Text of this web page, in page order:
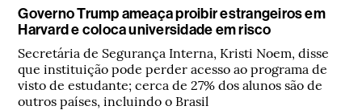
Governo Trump ameaça proibir estrangeiros em
Harvard e coloca universidade em risco
Secretária de Segurança Interna, Kristi Noem, disse
que instituição pode perder acesso ao programa de
visto de estudante; cerca de 27% dos alunos são de
outros países, incluindo o Brasil